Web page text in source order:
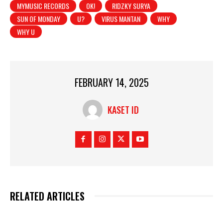
MYMUSIC RECORDS
OK!
RIDZKY SURYA
SUN OF MONDAY
U? VIRUS MANTAN
WHY
WHY U
FEBRUARY 14, 2025
KASET ID
RELATED ARTICLES